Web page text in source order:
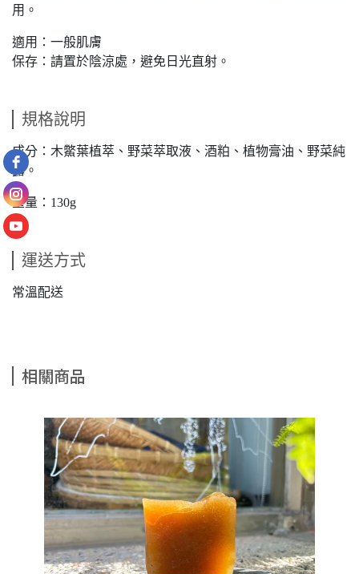
用。
適用：一般肌膚
保存：請置於陰涼處，避免日光直射。
規格說明
成分：木鱉葉植萃、野菜萃取液、酒粕、植物膏油、野菜純
露。
重量：130g
運送方式
常溫配送
相關商品